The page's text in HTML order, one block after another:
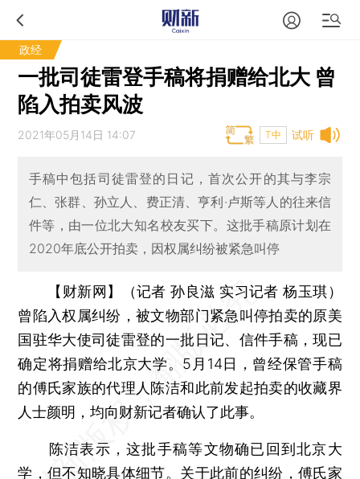
政经
一批司徒雷登手稿将捐赠给北大 曾
陷入拍卖风波
试听
2021年05月14日 14:07 T中
手稿中包括司徒雷登的日记，首次公开的其与李宗
仁、张群、孙立人、费正清、亨利·卢斯等人的往来信
件等，由一位北大知名校友买下。这批手稿原计划在
2020年底公开拍卖，因权属纠纷被紧急叫停
【财新网】（记者 孙良滋 实习记者 杨玉琪）
曾陷入权属纠纷，被文物部门紧急叫停拍卖的原美
国驻华大使司徒雷登的一批日记、信件手稿，现已
确定将捐赠给北京大学。5月14日，曾经保管手稿
的傅氏家族的代理人陈洁和此前发起拍卖的收藏界
人士颜明，均向财新记者确认了此事。
陈洁表示，这批手稿等文物确已回到北京大
学，但不知晓具体细节。关于此前的纠纷，傅氏家